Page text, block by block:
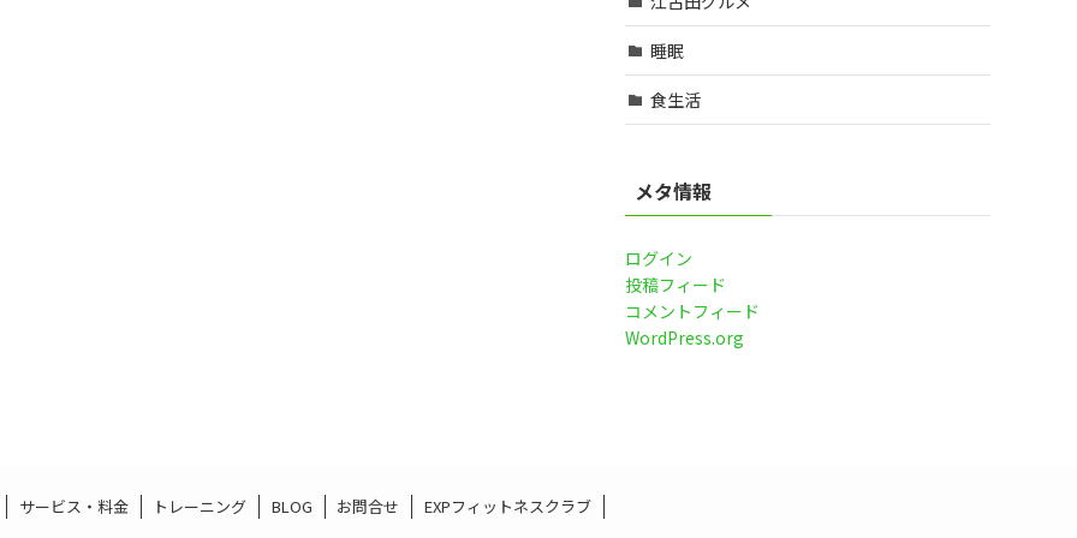
睡眠
食生活
メタ情報
ログイン
投稿フィード
コメントフィード
WordPress.org
サービス・料金 トレーニング BLOG お問合せ EXPフィットネスクラブ